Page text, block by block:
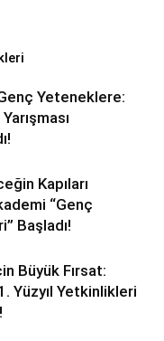
Yeteneklere:
Kapıları
“Genç
Başladı!
Büyük Fırsat:
Yüzyıl Yetkinlikleri